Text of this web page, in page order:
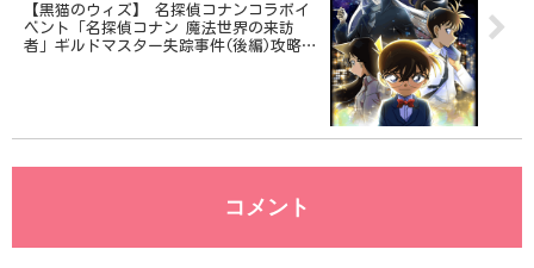
【黒猫のウィズ】 名探偵コナンコラボイ
ベント「名探偵コナン 魔法世界の来訪
者」ギルドマスター失踪事件(後編)攻略情
コメント